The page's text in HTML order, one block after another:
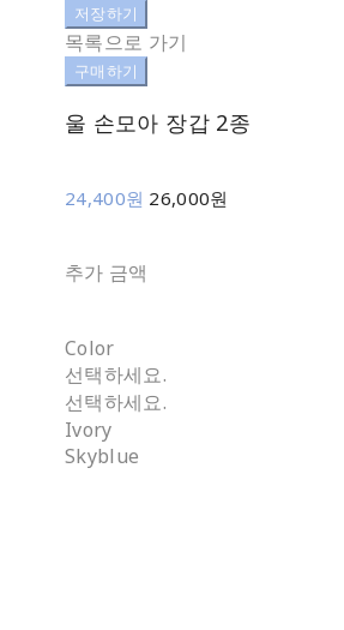
저장하기
목록으로 가기
구매하기
울 손모아 장갑 2종
24,400원 26,000원
추가 금액
Color
선택하세요.
선택하세요.
Ivory
Skyblue